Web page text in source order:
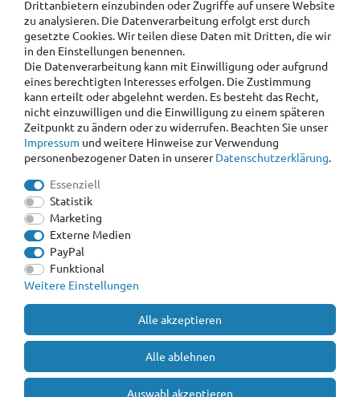
Drittanbietern einzubinden oder Zugriffe auf unsere Website
zu analysieren. Die Datenverarbeitung erfolgt erst durch
gesetzte Cookies. Wir teilen diese Daten mit Dritten, die wir
in den Einstellungen benennen.
Die Datenverarbeitung kann mit Einwilligung oder aufgrund
eines berechtigten Interesses erfolgen. Die Zustimmung
kann erteilt oder abgelehnt werden. Es besteht das Recht,
nicht einzuwilligen und die Einwilligung zu einem späteren
Zeitpunkt zu ändern oder zu widerrufen. Beachten Sie unser
Impressum und weitere Hinweise zur Verwendung
personenbezogener Daten in unsererDaten­schutz­erklärung.
Essenziell
Statistik
Marketing
Externe Medien
PayPal
Funktional
Weitere Einstellungen
Alle akzeptieren
Alle ablehnen
Auswahl akzeptieren